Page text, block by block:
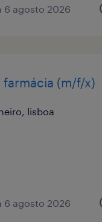
6 agosto 2026
(m/f/x)
lisboa
6 agosto 2026